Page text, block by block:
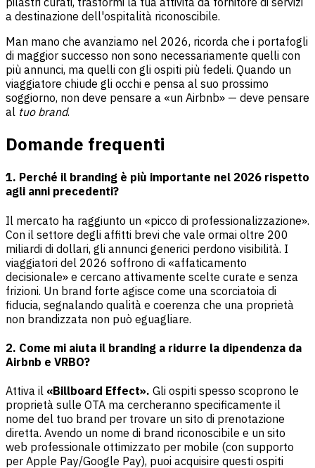
a destinazione dell'ospitalità riconoscibile.
Man mano che avanziamo nel 2026, ricorda che i portafogli
di maggior successo non sono necessariamente quelli con
più annunci, ma quelli con gli ospiti più fedeli. Quando un
viaggiatore chiude gli occhi e pensa al suo prossimo
soggiorno, non deve pensare a «un Airbnb» — deve pensare
al tuo brand.
Domande frequenti
1. Perché il branding è più importante nel 2026 rispetto
agli anni precedenti?
Il mercato ha raggiunto un «picco di professionalizzazione».
Con il settore degli affitti brevi che vale ormai oltre 200
miliardi di dollari, gli annunci generici perdono visibilità. I
viaggiatori del 2026 soffrono di «affaticamento
decisionale» e cercano attivamente scelte curate e senza
frizioni. Un brand forte agisce come una scorciatoia di
fiducia, segnalando qualità e coerenza che una proprietà
non brandizzata non può eguagliare.
2. Come mi aiuta il branding a ridurre la dipendenza da
Airbnb e VRBO?
Attiva il «Billboard Effect». Gli ospiti spesso scoprono le
proprietà sulle OTA ma cercheranno specificamente il
nome del tuo brand per trovare un sito di prenotazione
diretta. Avendo un nome di brand riconoscibile e un sito
web professionale ottimizzato per mobile (con supporto
per Apple Pay/Google Pay), puoi acquisire questi ospiti